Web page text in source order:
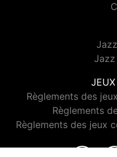
Règlements des
Règlements
Règlements des jeux